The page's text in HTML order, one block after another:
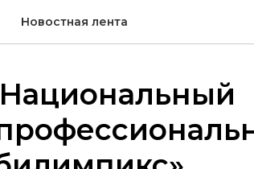
Новостная лента